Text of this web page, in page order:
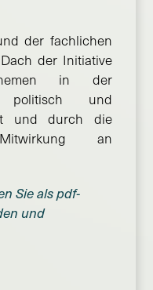
der fachlichen
der Initiative
in der
politisch und
und durch die
an
Sie als pdf-
und